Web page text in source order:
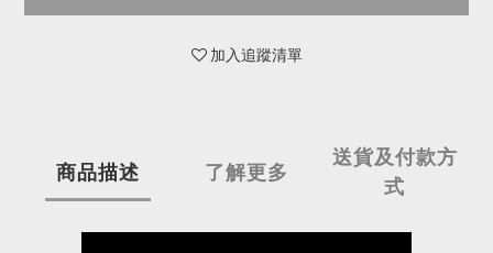
加入追蹤清單
商品描述 了解更多
送貨及付款方
式